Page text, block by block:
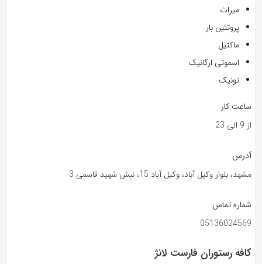
میراث
پروتئین بار
ماکتیل
اسموتی ارگانیک
تونیک
ساعت کار
از 9 الی 23
آدرس
مشهد، بلوار وکیل آباد، وکیل آباد 15، نبش شهید قاسمی 3
شماره تماس
05136024569
کافه رستوران فارست لانژ